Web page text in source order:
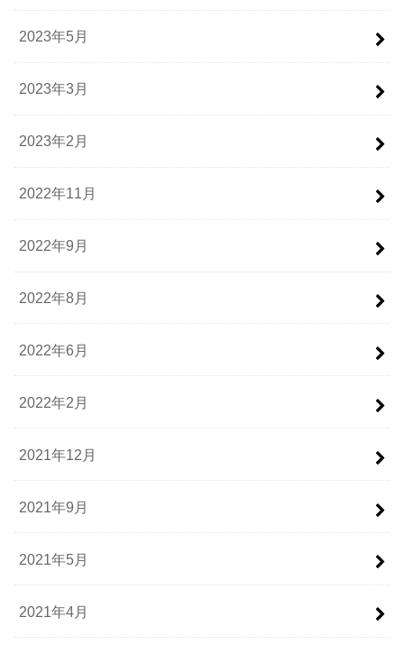
2023年5月
2023年3月
2023年2月
2022年11月
2022年9月
2022年8月
2022年6月
2022年2月
2021年12月
2021年9月
2021年5月
2021年4月